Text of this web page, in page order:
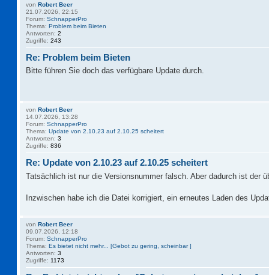
von Robert Beer
21.07.2026, 22:15
Forum: SchnapperPro
Thema: Problem beim Bieten
Antworten: 2
Zugriffe: 243
Re: Problem beim Bieten
Bitte führen Sie doch das verfügbare Update durch.
von Robert Beer
14.07.2026, 13:28
Forum: SchnapperPro
Thema: Update von 2.10.23 auf 2.10.25 scheitert
Antworten: 3
Zugriffe: 836
Re: Update von 2.10.23 auf 2.10.25 scheitert
Tatsächlich ist nur die Versionsnummer falsch. Aber dadurch ist der
Inzwischen habe ich die Datei korrigiert, ein erneutes Laden des
von Robert Beer
09.07.2026, 12:18
Forum: SchnapperPro
Thema: Es bietet nicht mehr... [Gebot zu gering, scheinbar ]
Antworten: 3
Zugriffe: 1173